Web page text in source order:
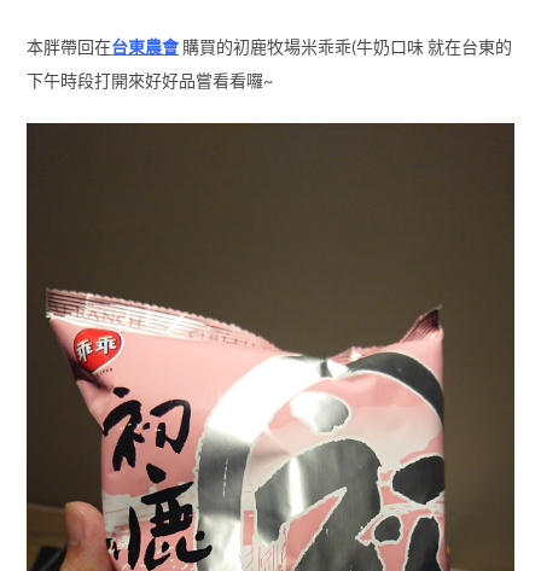
本胖帶回在台東農會購買的初鹿牧場米乖乖(牛奶口味 就在台東的
下午時段打開來好好品嘗看看囉~